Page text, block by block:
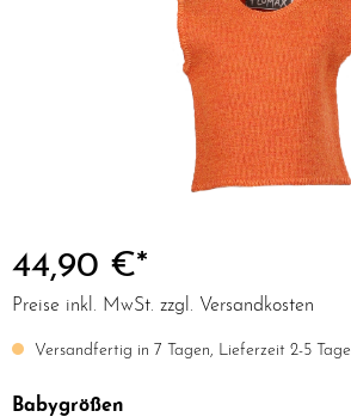
44,90 €*
Preise inkl. MwSt. zzgl. Versandkosten
Versandfertig in 7 Tagen, Lieferzeit 2-5 Tage
Babygrößen